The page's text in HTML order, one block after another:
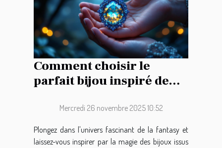
Comment choisir le
parfait bijou inspiré de
Mercredi 26 novembre 2025 10:52
Plongez dans l'univers fascinant de la fantasy et
laissez-vous inspirer par la magie des bijoux issus